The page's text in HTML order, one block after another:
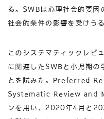
る。SWBは心理社会的要因
社会的条件の影響を受けうる
このシステマティックレビ
に関連したSWBと小児期の
とを試みた。Preferred
Systematic Review and
ンを用い、2020年4月と